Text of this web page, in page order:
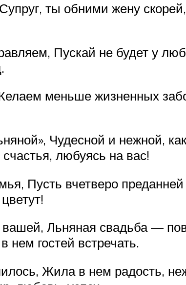
ты обними жену
Пускай не будет у
меньше жизненных
Чудесной и нежной,
любуясь на вас!
Пусть вчетверо
Льняная свадьба —
гостей встречать.
Жила в нем радость,